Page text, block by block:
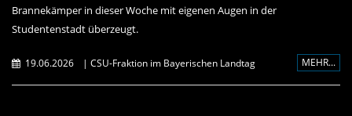
Brannekämper in dieser Woche mit eigenen Augen in der
Studentenstadt überzeugt.
19.06.2026 | CSU-Fraktion im Bayerischen Landtag MEHR...